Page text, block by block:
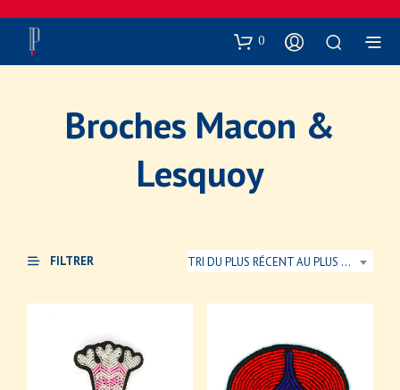
0
Broches Macon &
Lesquoy
FILTRER TRI DU PLUS RÉCENT AU PLUS ANCIEN